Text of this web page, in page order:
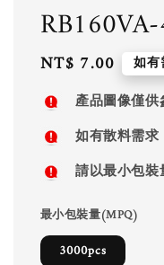
Regular
price
NT$ 7.00 如
產品圖像僅
如有散料需
請以最小包裝
最小包裝量(MPQ)
3000pcs